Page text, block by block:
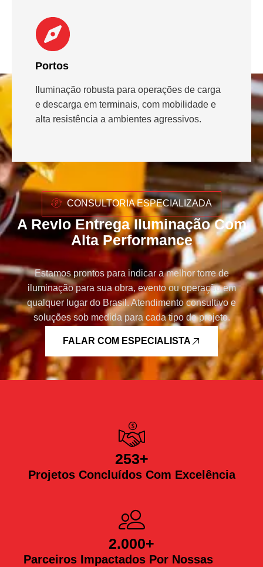
Portos
Iluminação robusta para operações de carga
e descarga em terminais, com mobilidade e
alta resistência a ambientes agressivos.
CONSULTORIA ESPECIALIZADA
A Revlo Entrega Iluminação Com
Alta Performance
Estamos prontos para indicar a melhor torre de
iluminação para sua obra, evento ou operação em
qualquer lugar do Brasil. Atendimento consultivo e
soluções sob medida para cada tipo de projeto.
FALAR COM ESPECIALISTA
Projetos Concluídos Com Excelência
253+
Parceiros Impactados Por Nossas
2.000+